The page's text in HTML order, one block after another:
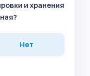
и хранения
Нет